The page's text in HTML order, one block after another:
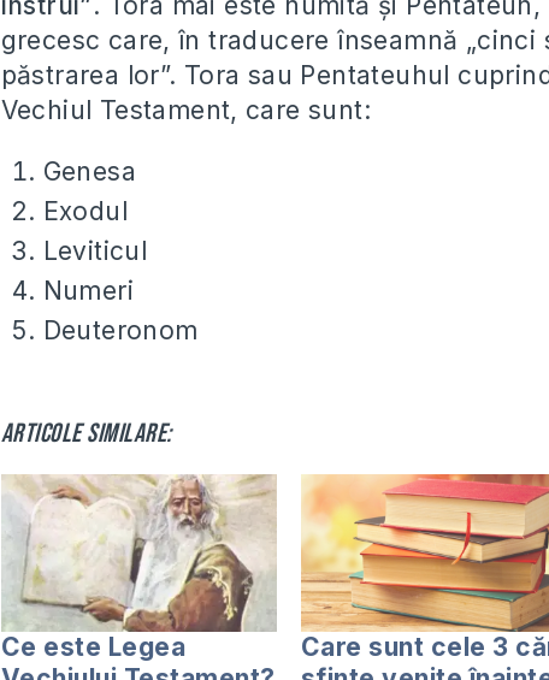
grecesc care, în traducere înseamnă
păstrarea lor”. Tora sau Pentateuhul
Vechiul Testament, care sunt:
Genesa
Exodul
Leviticul
Numeri
Deuteronom
Articole similare:
Ce este Legea
Care sunt cele 3